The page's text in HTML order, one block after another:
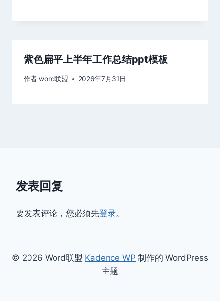
紫色扁平上半年工作总结ppt模板
作者word联盟 2026年7月31日
发表回复
要发表评论，您必须先登录。
© 2026 Word联盟 Kadence WP 制作的 WordPress
主题